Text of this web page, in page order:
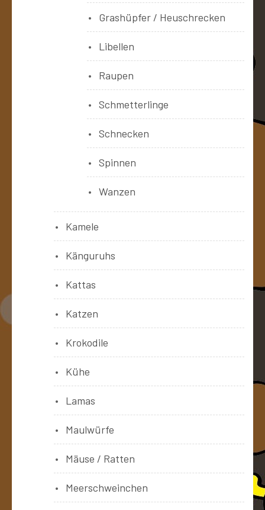
Grashüpfer / Heuschrecken
Libellen
Raupen
Schmetterlinge
Schnecken
Spinnen
Wanzen
Kamele
Känguruhs
Kattas
Katzen
Krokodile
Kühe
Lamas
Maulwürfe
Mäuse / Ratten
Meerschweinchen